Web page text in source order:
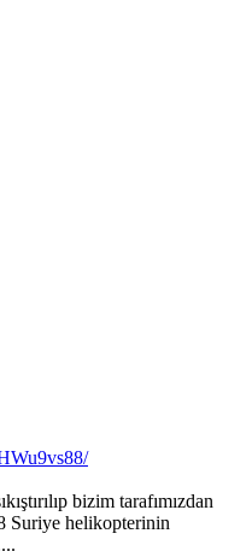
bizim tarafımızdan
Suriye helikopterinin